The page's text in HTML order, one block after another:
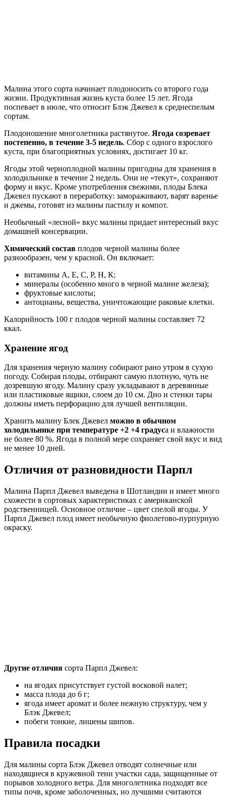
Малина этого сорта начинает плодоносить со второго года
жизни. Продуктивная жизнь куста более 15 лет. Ягода
поспевает в июле, что относит Блэк Джевел к среднеспелым
сортам.
Плодоношение многолетника растянутое. Ягода созревает
постепенно, в течение 3-5 недель. Сбор с одного взрослого
куста, при благоприятных условиях, достигает 10 кг.
Ягоды этой черноплодной малины пригодны для хранения в
холодильнике в течение 2 недель. Они не «текут», сохраняют
форму и вкус. Кроме употребления свежими, плоды Блека
Джевел пускают в переработку: замораживают, варят варенье
и джемы, готовят из малины пастилу и компот.
Необычный «лесной» вкус малины придает интересный вкус
домашней консервации.
Химический состав плодов черной малины более
разнообразен, чем у красной. Он включает:
витамины А, Е, С, Р, Н, К;
минералы (особенно много в черной малине железа);
фруктовые кислоты;
антоцианы, вещества, уничтожающие раковые клетки.
Калорийность 100 г плодов черной малины составляет 72
ккал.
Хранение ягод
Для хранения черную малину собирают рано утром в сухую
погоду. Собирая плоды, отбирают самую плотную, чуть не
дозревшую ягоду. Малину сразу укладывают в деревянные
или пластиковые ящики, слоем до 10 см. Дно и стенки тары
должны иметь перфорацию для лучшей вентиляции.
Хранить малину Блек Джевел можно в обычном
холодильнике при температуре +2 +4 градуса и влажности
не более 80 %. Ягода в полной мере сохраняет свой вкус и вид
не менее 10 дней.
Отличия от разновидности Парпл
Малина Парпл Джевел выведена в Шотландии и имеет много
схожести в сортовых характеристиках с американской
родственницей. Основное отличие – цвет спелой ягоды. У
Парпл Джевел плод имеет необычную фиолетово-пурпурную
окраску.
Другие отличия сорта Парпл Джевел:
на ягодах присутствует густой восковой налет;
масса плода до 6 г;
ягода имеет аромат и более нежную структуру, чем у
Блэк Джевел;
побеги тонкие, лишены шипов.
Правила посадки
Для малины сорта Блэк Джевел отводят солнечные или
находящиеся в кружевной тени участки сада, защищенные от
порывов холодного ветра. Для многолетника подходят все
типы почв, кроме заболоченных, но лучшими считаются